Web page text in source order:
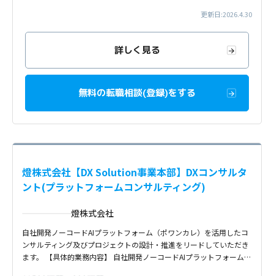
更新日:2026.4.30
詳しく見る
無料の転職相談(登録)をする
燈株式会社【DX Solution事業本部】DXコンサルタ
ント(プラットフォームコンサルティング)
燈株式会社
自社開発ノーコードAIプラットフォーム（ポワンカレ）を活用したコ
ンサルティング及びプロジェクトの設計・推進をリードしていただき
ます。 【具体的業務内容】 自社開発ノーコードAIプラットフォーム…